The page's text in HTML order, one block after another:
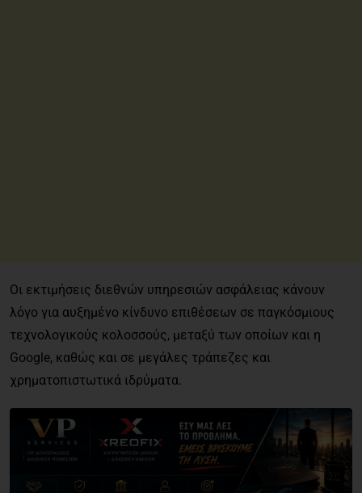
Οι εκτιμήσεις διεθνών υπηρεσιών ασφάλειας κάνουν
λόγο για αυξημένο κίνδυνο επιθέσεων σε παγκόσμιους
τεχνολογικούς κολοσσούς, μεταξύ των οποίων και η
Google, καθώς και σε μεγάλες τράπεζες και
χρηματοπιστωτικά ιδρύματα.